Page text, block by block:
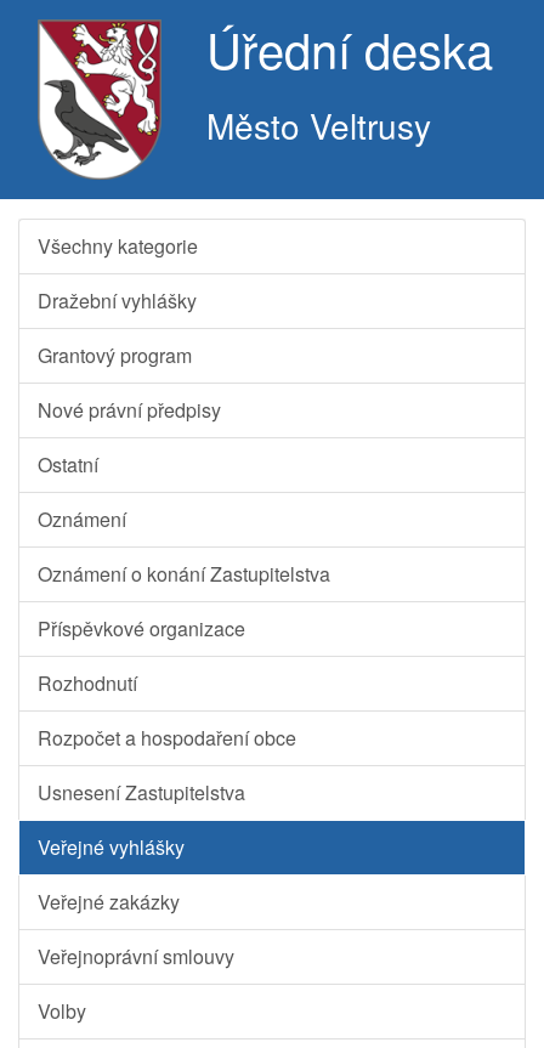
Úřední deska
Město Veltrusy
Všechny kategorie
Dražební vyhlášky
Grantový program
Nové právní předpisy
Ostatní
Oznámení
Oznámení o konání Zastupitelstva
Příspěvkové organizace
Rozhodnutí
Rozpočet a hospodaření obce
Usnesení Zastupitelstva
Veřejné vyhlášky
Veřejné zakázky
Veřejnoprávní smlouvy
Volby